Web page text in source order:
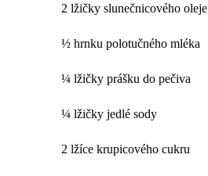
2 lžičky slunečnicového oleje
½ hrnku polotučného mléka
¼ lžičky prášku do pečiva
¼ lžičky jedlé sody
2 lžíce krupicového cukru